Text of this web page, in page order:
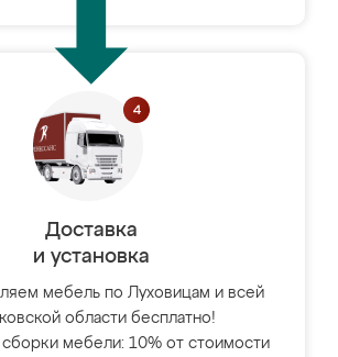
Доставка
и установка
мебель по Луховицам и всей
области бесплатно!
мебели: 10% от стоимости